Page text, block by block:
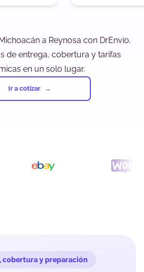
a Reynosa con DrEnvío.
de entrega, cobertura y tarifas
en un solo lugar.
Ir a cotizar
cobertura y preparación